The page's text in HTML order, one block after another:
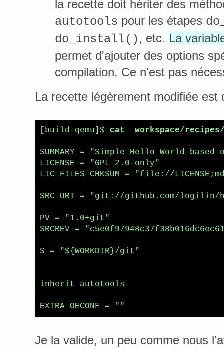
la recette doit hériter des
autotools pour les étapes
do_install(), etc. La
permet d'ajouter des options
compilation. Ce n'est pas
La recette légèrement modifiée est
[build-qemu]$ cat  workspace/
SUMMARY = "Simple Hello World
LICENSE = "GPL-2.0-only"
LIC_FILES_CHKSUM = "file://
SRC_URI = "git://github.com/logilin/
PV = "1.0+git"
SRCREV =
S = "${WORKDIR}/git"
inherit autotools
EXTRA_OECONF = ""
Je la valide, un peu comme nous